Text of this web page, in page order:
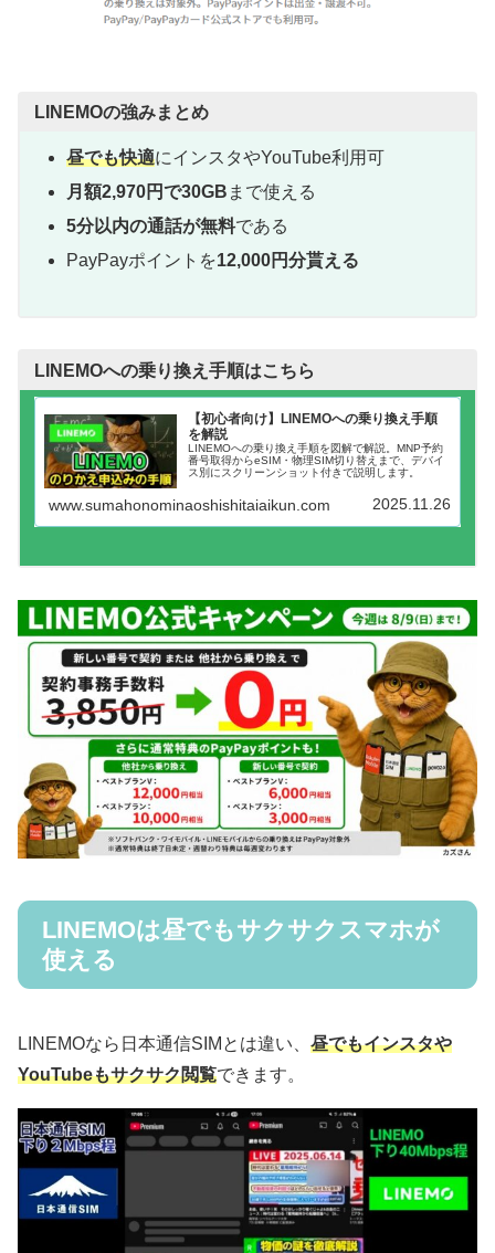
LINEMOの強みまとめ
昼でも快適にインスタやYouTube利用可
月額2,970円で30GB まで使える
5分以内の通話が無料である
PayPayポイントを12,000円分貰える
LINEMOへの乗り換え手順はこちら
【初心者向け】LINEMOへの乗り換え手順
を解説
LINEMOへの乗り換え手順を図解で解説。MNP予約
番号取得からeSIM・物理SIM切り替えまで、デバイ
ス別にスクリーンショット付きで説明します。
www.sumahonominaoshishitaiaikun.com 2025.11.26
LINEMOは昼でもサクサクスマホが
使える
LINEMOなら日本通信SIMとは違い、 昼でもインスタや
YouTubeもサクサク閲覧できます。